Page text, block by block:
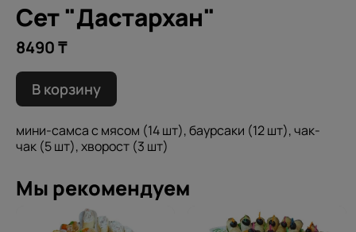
Сет "Дастархан"
8490 ₸
В корзину
мини-самса с мясом (14 шт), баурсаки (12 шт), чак-
чак (5 шт), хворост (3 шт)
Мы рекомендуем